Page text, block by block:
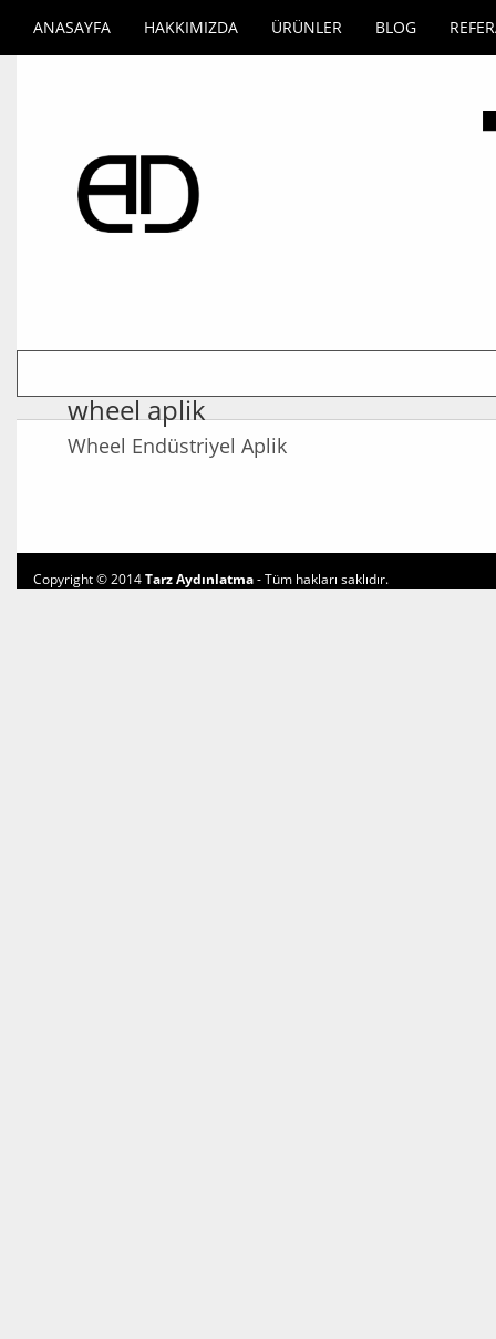
ANASAYFA HAKKIMIZDA ÜRÜNLER BLOG
wheel aplik
Wheel Endüstriyel Aplik
Copyright © 2014Tarz Aydınlatma- Tüm hakları saklıdır.